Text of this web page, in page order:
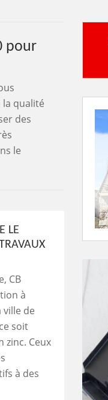
pour
la qualité
des
le
LE
CB
à
ville de
soit
Ceux
à des